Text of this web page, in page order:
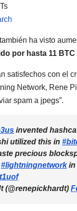
ha visto
por hasta 11
satisfechos con el
Network, Rene
spam a jpegs”.
invented
utilized this in
precious
#lightningnetworkin
(@renepickhardt)